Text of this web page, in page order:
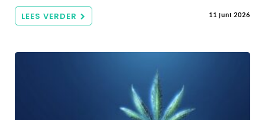
LEES VERDER 11 juni 2026